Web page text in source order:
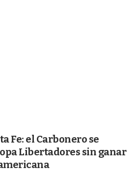
Fe: el Carbonero se
Libertadores sin ganar